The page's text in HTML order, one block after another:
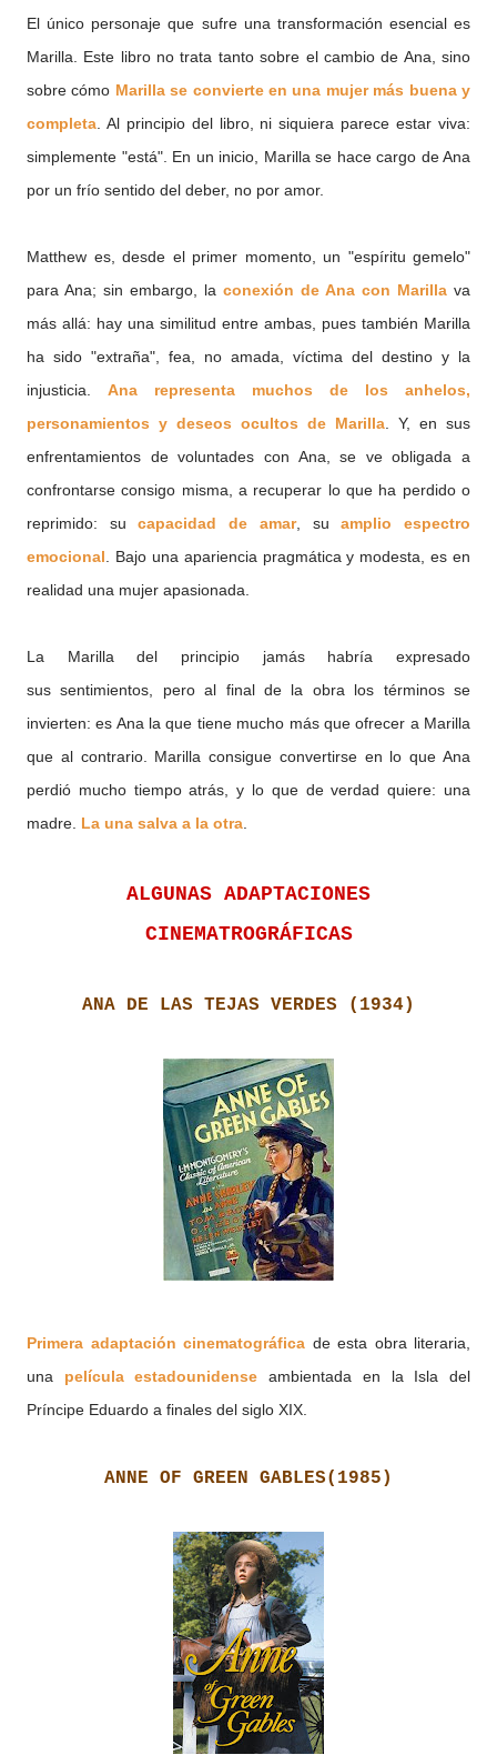
El único personaje que sufre una transformación esencial es
Marilla. Este libro no trata tanto sobre el cambio de Ana, sino
sobre cómo Marilla se convierte en una mujer más buena y
completa. Al principio del libro, ni siquiera parece estar viva:
simplemente "está". En un inicio, Marilla se hace cargo de Ana
por un frío sentido del deber, no por amor.
Matthew es, desde el primer momento, un "espíritu gemelo"
para Ana; sin embargo, la conexión de Ana con Marilla va
más allá: hay una similitud entre ambas, pues también Marilla
ha sido "extraña", fea, no amada, víctima del destino y la
injusticia. Ana representa muchos de los anhelos,
personamientos y deseos ocultos de Marilla. Y, en sus
enfrentamientos de voluntades con Ana, se ve obligada a
confrontarse consigo misma, a recuperar lo que ha perdido o
reprimido: sucapacidad de amar, su amplio espectro
emocional. Bajo una apariencia pragmática y modesta, es en
realidad una mujer apasionada.
La Marilla del principio jamás habría expresado
sus sentimientos, pero al final de la obra los términos se
invierten: es Ana la que tiene mucho más que ofrecer a Marilla
que al contrario. Marilla consigue convertirse en lo que Ana
perdió mucho tiempo atrás, y lo que de verdad quiere: una
madre. La una salva a la otra.
ALGUNAS ADAPTACIONES
CINEMATROGRÁFICAS
ANA DE LAS TEJAS VERDES (1934)
Primera adaptación cinematográfica de esta obra literaria,
una película estadounidense ambientada en la Isla del
Príncipe Eduardo a finales del siglo XIX.
ANNE OF GREEN GABLES(1985)